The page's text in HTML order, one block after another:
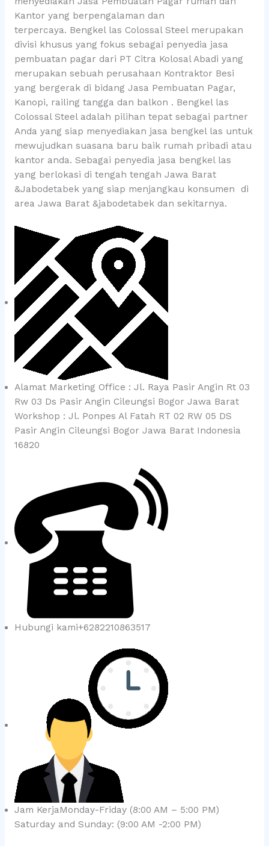
Kantor yang berpengalaman dan
terpercaya. Bengkel las Colossal Steel merupakan
divisi khusus yang fokus sebagai penyedia jasa
pembuatan pagar dari PT Citra Kolosal Abadi yang
merupakan sebuah perusahaan Kontraktor Besi
yang bergerak di bidang Jasa Pembuatan Pagar,
Kanopi, railing tangga dan balkon . Bengkel las
Colossal Steel adalah pilihan tepat sebagai partner
Anda yang siap menyediakan jasa bengkel las untuk
mewujudkan suasana baru baik rumah pribadi atau
kantor anda. Sebagai penyedia jasa bengkel las
yang berlokasi di tengah tengah Jawa Barat
&Jabodetabek yang siap menjangkau konsumen di
area Jawa Barat &jabodetabek dan sekitarnya.
Alamat Marketing Office : Jl. Raya Pasir Angin Rt 03
Rw 03 Ds Pasir Angin Cileungsi Bogor Jawa Barat
Workshop : Jl. Ponpes Al Fatah RT 02 RW 05 DS
Pasir Angin Cileungsi Bogor Jawa Barat Indonesia
16820
Hubungi kami+6282210863517
Jam KerjaMonday-Friday (8:00 AM – 5:00 PM)
Saturday and Sunday: (9:00 AM -2:00 PM)